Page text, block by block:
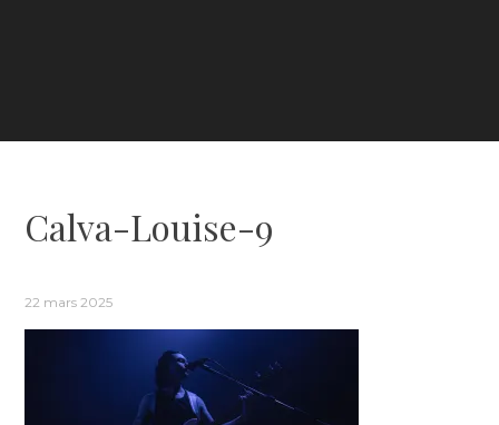
Calva-Louise-9
22 mars 2025